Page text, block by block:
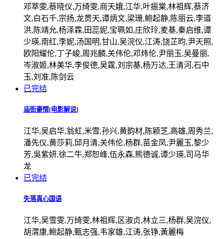
邓萃雯,蔡晓仪,万绮雯,商天娥,江华,叶振棠,林祖辉,蔡济
文,白石千,宗扬,龙贯天,谭炳文,梁珊,鲍起静,陈丽云,李道
洪,陈靖允,杨泽霖,田蕊妮,宝珮如,庄欣玲,麦基,秦启维,谭
少瑛,南红,李妮,汤国明,甘山,吴浣仪,江涛,饶芷昀,尹天照,
欧阳耀伦,丁子峻,周兆麟,关伟伦,邓炜伦,尹丽玉,吴曼丽,
岑淑姬,林美华,李俊德,吴霆,刘宗基,杨万达,王清河,石中
玉,刘准,陈剑云
已完结
庙街豪情[电影解说]
江华,吴启华,翁虹,米雪,孙兴,黄韵材,陈颖芝,高雄,周秀兰,
潘先仪,黄莎莉,邱月清,关伟伦,杨群,苗金凤,尹麗玉,黎少
芳,吳紫妍,徐二牛,郑恕峰,伍永森,熊德诚,谭少瑛,司马华
龙
已完结
失落真心国语
江华,吴雪雯,万绮雯,林祖辉,区淑贞,林立三,杨群,吴浣仪,
胡渭康,鲍起静,甄志强,韦家雄,江涛,张铮,黃麗梅